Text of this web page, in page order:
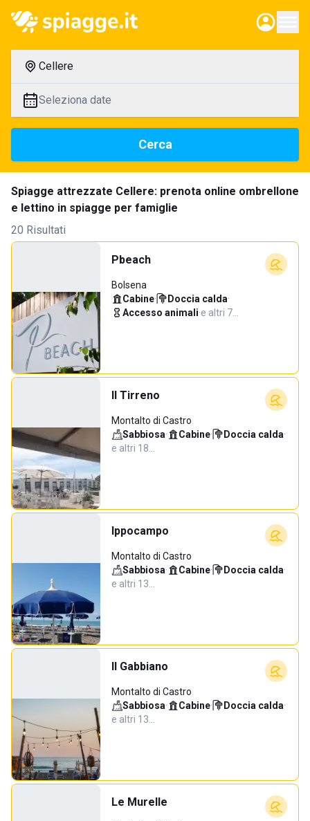
Cellere
Seleziona date
Cerca
Spiagge attrezzate Cellere: prenota online ombrellone
e lettino in spiagge per famiglie
20 Risultati
Pbeach
Bolsena
Cabine· Doccia calda·
Accesso animali·e altri 7…
Il Tirreno
Montalto di Castro
Sabbiosa· Cabine· Doccia calda·
e altri 18…
Ippocampo
Montalto di Castro
Sabbiosa· Cabine· Doccia calda·
e altri 13…
Il Gabbiano
Montalto di Castro
Sabbiosa· Cabine· Doccia calda·
e altri 13…
Le Murelle